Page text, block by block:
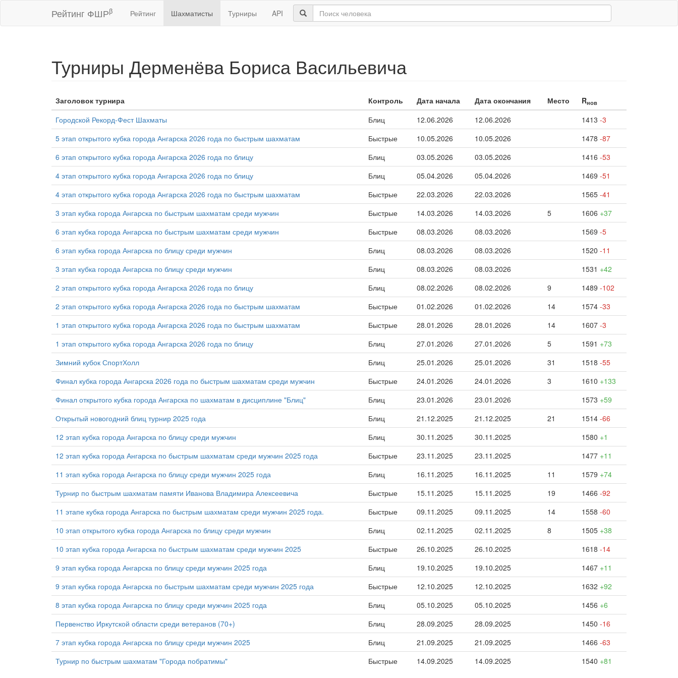
Рейтинг ФШРβ Рейтинг Шахматисты Турниры API
Турниры Дерменёва Бориса Васильевича
Заголовок турнира Контроль Дата начала Дата окончания Место Rнов
Городской Рекорд-Фест Шахматы Блиц 12.06.2026 12.06.2026 1413 -3
5 этап открытого кубка города Ангарска 2026 года по быстрым шахматам
Быстрые 10.05.2026 10.05.2026 1478 -87
6 этап открытого кубка города Ангарска 2026 года по блицу
Блиц 03.05.2026 03.05.2026 1416 -53
4 этап открытого кубка города Ангарска 2026 года по блицу
Блиц 05.04.2026 05.04.2026 1469 -51
4 этап открытого кубка города Ангарска 2026 года по быстрым шахматам
Быстрые 22.03.2026 22.03.2026 1565 -41
3 этап кубка города Ангарска по быстрым шахматам среди мужчин
Быстрые 14.03.2026 14.03.2026 5 1606 +37
6 этап кубка города Ангарска по быстрым шахматам среди мужчин
Быстрые 08.03.2026 08.03.2026 1569 -5
6 этап кубка города Ангарска по блицу среди мужчин
Блиц 08.03.2026 08.03.2026 1520 -11
3 этап кубка города Ангарска по блицу среди мужчин
Блиц 08.03.2026 08.03.2026 1531 +42
2 этап открытого кубка города Ангарска 2026 года по блицу
Блиц 08.02.2026 08.02.2026 9 1489 -102
2 этап открытого кубка города Ангарска 2026 года по быстрым шахматам
Быстрые 01.02.2026 01.02.2026 14 1574 -33
1 этап открытого кубка города Ангарска 2026 года по быстрым шахматам
Быстрые 28.01.2026 28.01.2026 14 1607 -3
1 этап открытого кубка города Ангарска 2026 года по блицу
Блиц 27.01.2026 27.01.2026 5 1591 +73
Зимний кубок СпортХолл
Блиц 25.01.2026 25.01.2026 31 1518 -55
Финал кубка города Ангарска 2026 года по быстрым шахматам среди мужчин
Быстрые 24.01.2026 24.01.2026 3 1610 +133
Финал открытого кубка города Ангарска по шахматам в дисциплине "Блиц"
Блиц 23.01.2026 23.01.2026 1573 +59
Открытый новогодний блиц турнир 2025 года
Блиц 21.12.2025 21.12.2025 21 1514 -66
12 этап кубка города Ангарска по блицу среди мужчин
Блиц 30.11.2025 30.11.2025 1580 +1
12 этап кубка города Ангарска по быстрым шахматам среди мужчин 2025 года
Быстрые 23.11.2025 23.11.2025 1477 +11
11 этап кубка города Ангарска по блицу среди мужчин 2025 года
Блиц 16.11.2025 16.11.2025 11 1579 +74
Турнир по быстрым шахматам памяти Иванова Владимира Алексеевича
Быстрые 15.11.2025 15.11.2025 19 1466 -92
11 этапе кубка города Ангарска по быстрым шахматам среди мужчин 2025 года.
Быстрые 09.11.2025 09.11.2025 14 1558 -60
10 этап открытого кубка города Ангарска по блицу среди мужчин
Блиц 02.11.2025 02.11.2025 8 1505 +38
10 этап кубка города Ангарска по быстрым шахматам среди мужчин 2025
Быстрые 26.10.2025 26.10.2025 1618 -14
9 этап кубка города Ангарска по блицу среди мужчин 2025 года
Блиц 19.10.2025 19.10.2025 1467 +11
9 этап кубка города Ангарска по быстрым шахматам среди мужчин 2025 года
Быстрые 12.10.2025 12.10.2025 1632 +92
8 этап кубка города Ангарска по блицу среди мужчин 2025 года
Блиц 05.10.2025 05.10.2025 1456 +6
Первенство Иркутской области среди ветеранов (70+)
Блиц 28.09.2025 28.09.2025 1450 -16
7 этап кубка города Ангарска по блицу среди мужчин 2025
Блиц 21.09.2025 21.09.2025 1466 -63
Турнир по быстрым шахматам "Города побратимы"
Быстрые 14.09.2025 14.09.2025 1540 +81